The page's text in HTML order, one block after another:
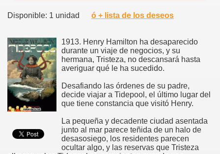
Disponible: 1 unidad ó + lista de los deseos
1913. Henry Hamilton ha desaparecido
durante un viaje de negocios, y su
hermana, Tristeza, no descansará hasta
averiguar qué le ha sucedido.
Desafiando las órdenes de su padre,
decide viajar a Tidepool, el último lugar del
que tiene constancia que visitó Henry.
La pequeña y decadente ciudad asentada
junto al mar parece teñida de un halo de
desasosiego, los residentes parecen
ocultar algo, y las reservas que Tristeza